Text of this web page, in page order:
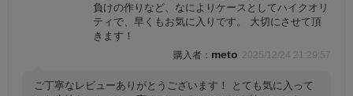
負けの作りなど、なによりケースとしてハイクオリ
ティで、早くもお気に入りです。 大切にさせて頂
きます！
meto 2025/12/24 21:29:57
ご丁寧なレビューありがとうございます！ とても気に入って